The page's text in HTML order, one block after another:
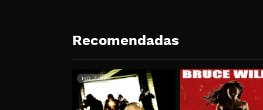
Recomendadas
HD 720P